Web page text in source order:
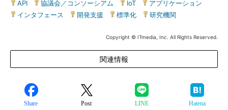
API 協議会／コンソーシアム IoT アプリケーション
インタフェース
開発支援 標準化 研究機関
Copyright © ITmedia, Inc. All Rights Reserved.
関連情報
Share Post LINE Hatena